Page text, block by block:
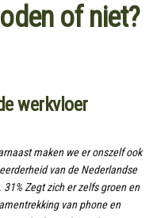
of niet?
werkvloer
maken we er onszelf ook
van de Nederlandse
Zegt zich er zelfs groen en
van phone en